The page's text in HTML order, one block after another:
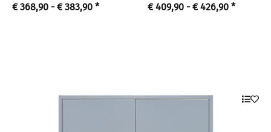
€ 368,90 -€ 383,90 * € 409,90 -€ 426,90 *